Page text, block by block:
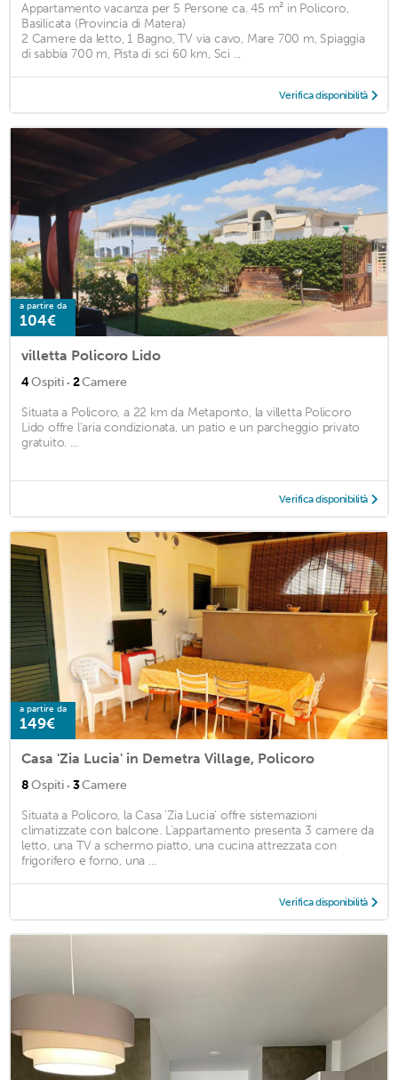
Appartamento vacanza per 5 Persone ca. 45 m² in Policoro,
Basilicata (Provincia di Matera)
2 Camere da letto, 1 Bagno, TV via cavo, Mare 700 m, Spiaggia
di sabbia 700 m, Pista di sci 60 km, Sci ...
Verifica disponibilità
a partire da
104€
villetta Policoro Lido
4Ospiti · 2Camere
Situata a Policoro, a 22 km da Metaponto, la villetta Policoro
Lido offre l’aria condizionata, un patio e un parcheggio privato
gratuito. ...
Verifica disponibilità
a partire da
149€
Casa 'Zia Lucia' in Demetra Village, Policoro
8Ospiti · 3Camere
Situata a Policoro, la Casa 'Zia Lucia' offre sistemazioni
climatizzate con balcone. L'appartamento presenta 3 camere da
letto, una TV a schermo piatto, una cucina attrezzata con
frigorifero e forno, una ...
Verifica disponibilità